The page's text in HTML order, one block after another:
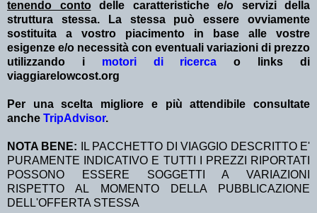
tenendo contodelle caratteristiche e/o servizi della
struttura stessa. La stessa può essere ovviamente
sostituita a vostro piacimento in base alle vostre
esigenze e/o necessità con eventuali variazioni di prezzo
utilizzando i motori di ricerca o links di
viaggiarelowcost.org
Per una scelta migliore e più attendibile consultate
anche TripAdvisor.
NOTA BENE:
IL PACCHETTO DI VIAGGIO DESCRITTO E'
PURAMENTE INDICATIVO E TUTTI I PREZZI RIPORTATI
POSSONO ESSERE SOGGETTI A VARIAZIONI
RISPETTO AL MOMENTO DELLA PUBBLICAZIONE
DELL'OFFERTA STESSA